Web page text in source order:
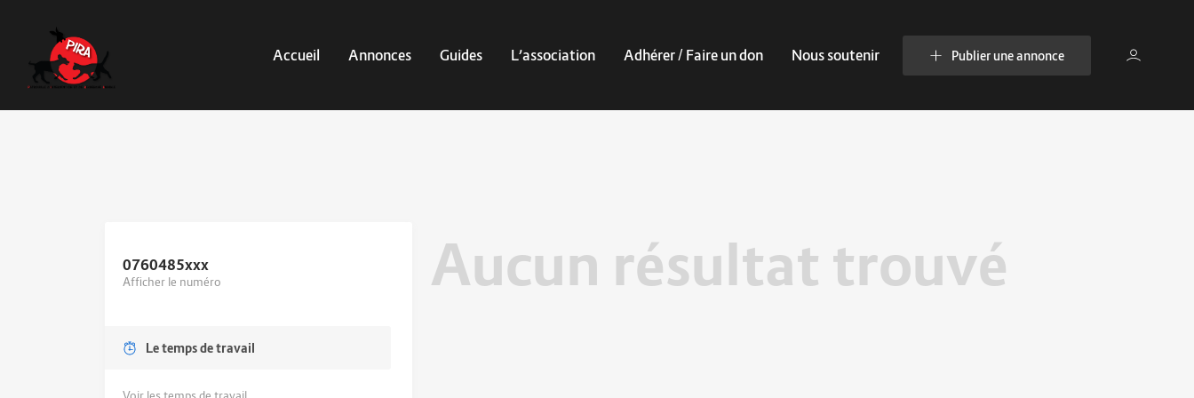
Accueil Annonces Guides L’association Adhérer / Faire un don Nous soutenir Publier une annonce
0760485xxx
Afficher le numéro
Le temps de travail
Aucun résultat trouvé